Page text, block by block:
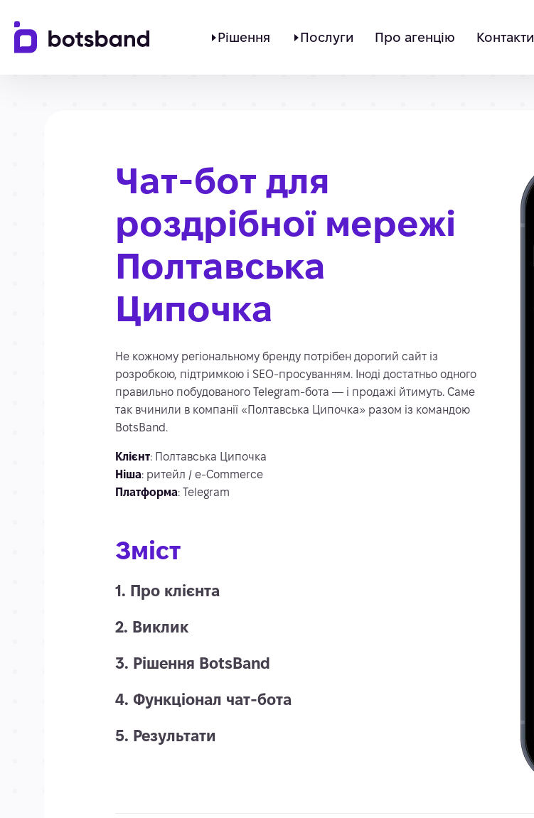
Рішення Послуги Про агенцію Контакти
Чат-бот для
роздрібної мережі
Полтавська
Ципочка
Не кожному регіональному бренду потрібен дорогий сайт із
розробкою, підтримкою і SEO-просуванням. Іноді достатньо одного
правильно побудованого Telegram-бота — і продажі йтимуть. Саме
так вчинили в компанії «Полтавська Ципочка» разом із командою
BotsBand.
Клієнт: Полтавська Ципочка
Ніша: ритейл / e-Commerce
Платформа: Telegram
Зміст
1. Про клієнта
2. Виклик
3. Рішення BotsBand
4. Функціонал чат-бота
5. Результати